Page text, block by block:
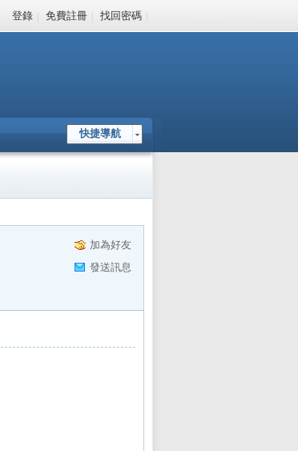
登錄 | 免費註冊 | 找回密碼 |
快捷導航
加為好友
發送訊息